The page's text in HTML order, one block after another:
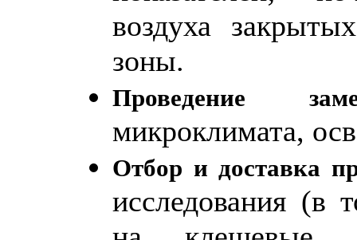
воздуха
зоны.
Проведение
микроклимата,
Отбор и доставка
исследования (в